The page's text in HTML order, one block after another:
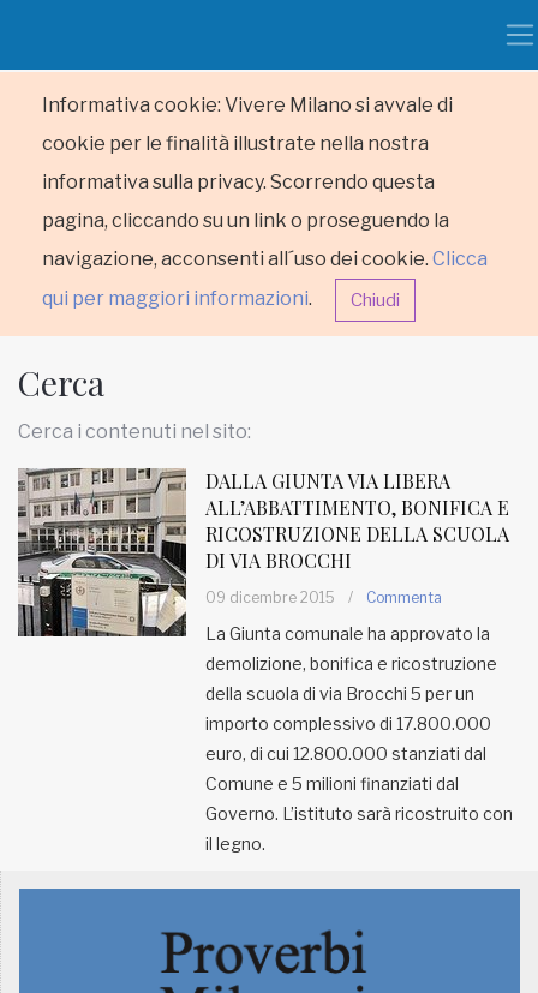
Informativa cookie: Vivere Milano si avvale di
cookie per le finalità illustrate nella nostra
informativa sulla privacy. Scorrendo questa
pagina, cliccando su un link o proseguendo la
navigazione, acconsenti all´uso dei cookie. Clicca
qui per maggiori informazioni. Chiudi
HOME
RUBRICHE
MUNICIPI
Inviateci le vostre segnalazioni
Informativa sulla privacy
Cerca
Cerca i contenuti nel sito:
DALLA GIUNTA VIA LIBERA
ALL’ABBATTIMENTO, BONIFICA E
RICOSTRUZIONE DELLA SCUOLA
DI VIA BROCCHI
09 dicembre 2015 / Commenta
La Giunta comunale ha approvato la
demolizione, bonifica e ricostruzione
della scuola di via Brocchi 5 per un
importo complessivo di 17.800.000
euro, di cui 12.800.000 stanziati dal
Comune e 5 milioni finanziati dal
Governo. L’istituto sarà ricostruito con
il legno.